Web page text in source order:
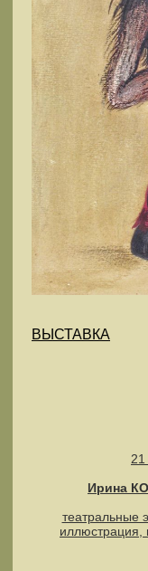
ВЫСТАВКА
Ирина
театральные
иллюстрация,